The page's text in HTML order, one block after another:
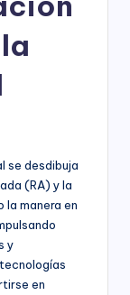
se desdibuja
(RA) y la
la manera en
y
en